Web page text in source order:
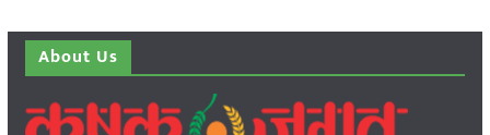
About Us